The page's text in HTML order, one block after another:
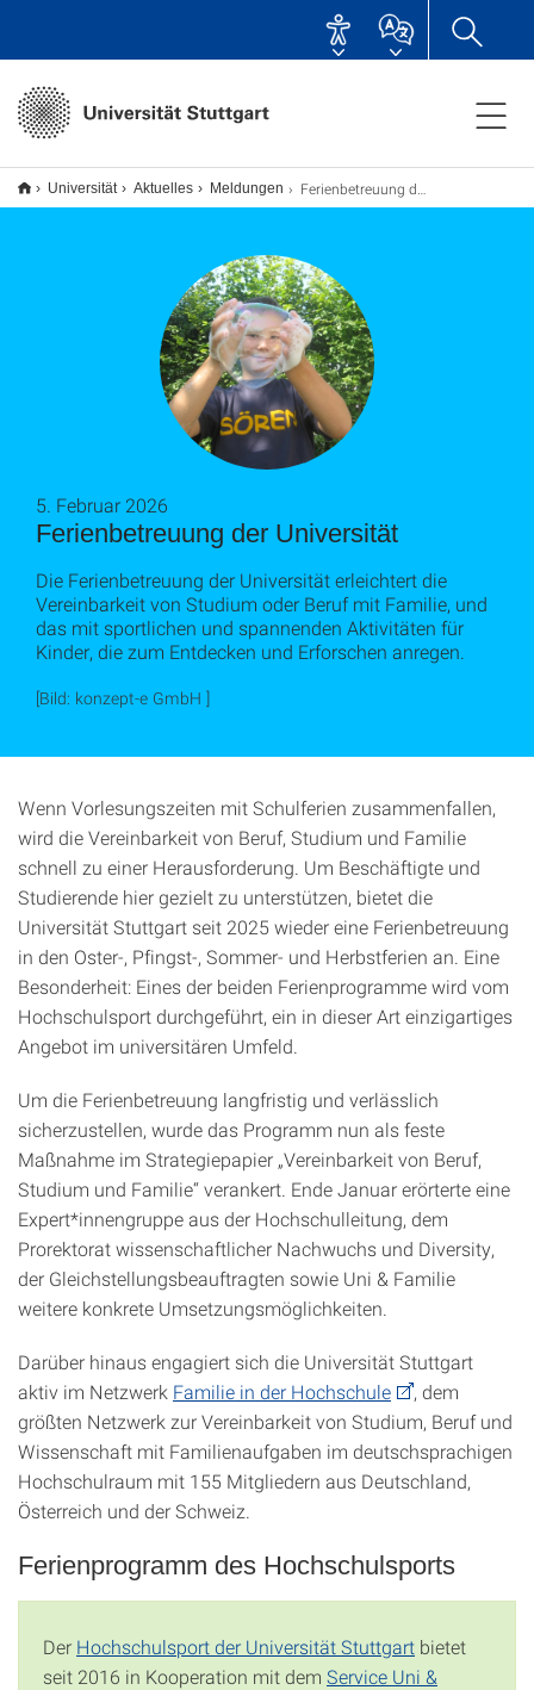
Universität Aktuelles Meldungen Ferienbetreuung der Universität
Ferienbetreuung der Universität
5. Februar 2026
Die Ferienbetreuung der Universität erleichtert die
Vereinbarkeit von Studium oder Beruf mit Familie, und
das mit sportlichen und spannenden Aktivitäten für
Kinder, die zum Entdecken und Erforschen anregen.
[Bild: konzept-e GmbH ]
Wenn Vorlesungszeiten mit Schulferien zusammenfallen,
wird die Vereinbarkeit von Beruf, Studium und Familie
schnell zu einer Herausforderung. Um Beschäftigte und
Studierende hier gezielt zu unterstützen, bietet die
Universität Stuttgart seit 2025 wieder eine Ferienbetreuung
in den Oster-, Pfingst-, Sommer- und Herbstferien an. Eine
Besonderheit: Eines der beiden Ferienprogramme wird vom
Hochschulsport durchgeführt, ein in dieser Art einzigartiges
Angebot im universitären Umfeld.
Um die Ferienbetreuung langfristig und verlässlich
sicherzustellen, wurde das Programm nun als feste
Maßnahme im Strategiepapier „Vereinbarkeit von Beruf,
Studium und Familie“ verankert. Ende Januar erörterte eine
Expert*innengruppe aus der Hochschulleitung, dem
Prorektorat wissenschaftlicher Nachwuchs und Diversity,
der Gleichstellungsbeauftragten sowie Uni & Familie
weitere konkrete Umsetzungsmöglichkeiten.
Darüber hinaus engagiert sich die Universität Stuttgart
aktiv im Netzwerk Familie in der Hochschule
, dem
größten Netzwerk zur Vereinbarkeit von Studium, Beruf und
Wissenschaft mit Familienaufgaben im deutschsprachigen
Hochschulraum mit 155 Mitgliedern aus Deutschland,
Österreich und der Schweiz.
Ferienprogramm des Hochschulsports
Der Hochschulsport der Universität Stuttgart bietet
seit 2016 in Kooperation mit dem Service Uni &